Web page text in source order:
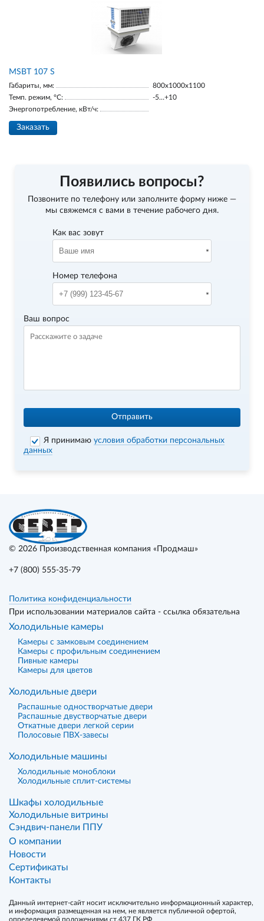
MSBT 107 S
Габариты, мм:
800х1000х1100
Темп. режим, °С:
-5…+10
Энергопотребление, кВт/ч:
Заказать
Появились вопросы?
Позвоните по телефону или заполните форму ниже —
мы свяжемся с вами в течение рабочего дня.
Как вас зовут
Номер телефона
Ваш вопрос
Отправить
Я принимаюусловия обработки персональных
данных
© 2026 Производственная компания «Продмаш»
+7 (800) 555-35-79
Политика конфиденциальности
При использовании материалов сайта - ссылка обязательна
Холодильные камеры
Камеры с замковым соединением
Камеры с профильным соединением
Пивные камеры
Камеры для цветов
Холодильные двери
Распашные одностворчатые двери
Распашные двустворчатые двери
Откатные двери легкой серии
Полосовые ПВХ-завесы
Холодильные машины
Холодильные моноблоки
Холодильные сплит-системы
Шкафы холодильные
Холодильные витрины
Сэндвич-панели ППУ
О компании
Новости
Сертификаты
Контакты
Данный интернет-сайт носит исключительно информационный характер,
и информация размещенная на нем, не является публичной офертой,
определеяемой положениями ст.437 ГК РФ